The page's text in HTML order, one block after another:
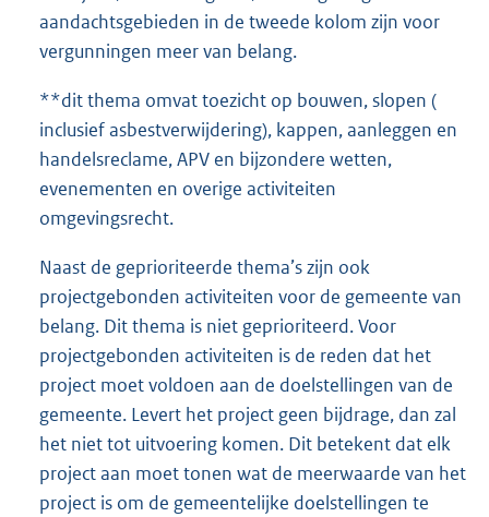
aandachtsgebieden in de tweede kolom zijn voor
vergunningen meer van belang.
**dit thema omvat toezicht op bouwen, slopen (
inclusief asbestverwijdering), kappen, aanleggen en
handelsreclame, APV en bijzondere wetten,
evenementen en overige activiteiten
omgevingsrecht.
Naast de geprioriteerde thema’s zijn ook
projectgebonden activiteiten voor de gemeente van
belang. Dit thema is niet geprioriteerd. Voor
projectgebonden activiteiten is de reden dat het
project moet voldoen aan de doelstellingen van de
gemeente. Levert het project geen bijdrage, dan zal
het niet tot uitvoering komen. Dit betekent dat elk
project aan moet tonen wat de meerwaarde van het
project is om de gemeentelijke doelstellingen te